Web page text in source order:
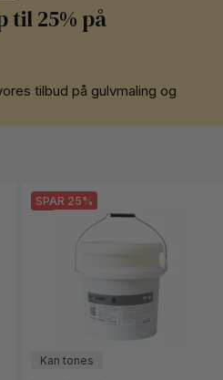
til 25% på
tilbud på gulvmaling og
SPAR 25%